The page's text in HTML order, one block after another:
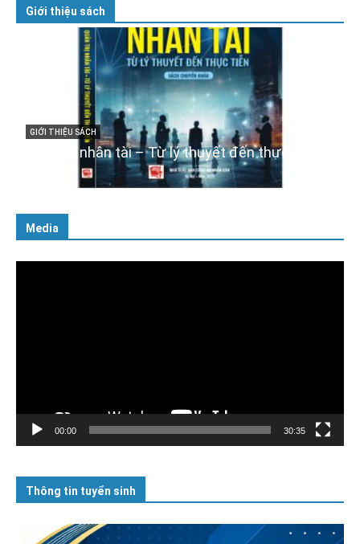
Giới thiệu sách
GIỚI THIỆU SÁCH
Cuốn sách “Tuyệt đối trung thành với Tổ quốc,
với Đảng, Nhà nước và Nhân dân – Sáng ngời
tư cách người Công an cách mạng”
Media
00:00 30:35
Thông tin tuyển sinh